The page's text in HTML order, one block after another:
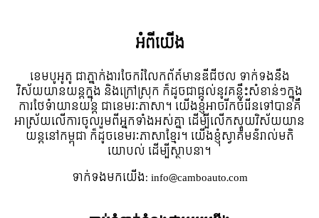
អំពី​យើង
ខេមបូអូតូ ជាភ្នាក់ងារចែករំលែកព័ត៍មានឌីជីថល ទាក់ទងនឹង
វិស័យយានយន្តក្នុង និងក្រៅស្រុក ក៏ដូចជាផ្តល់នូវគន្លឹះសំខាន់ៗក្នុង
ការថែទំាយានយន្ត ជាខេមរៈភាសា។ យើងខ្ញុំអាចរីកចំរើនទៅបានគឺ
អាស្រ័យលើការចូលរួមពីអ្នកទាំងអស់គ្នា ដើម្បីលើកស្ទួយវិស័យយាន
យន្តនៅកម្ពុជា ក៏ដូចខេមរៈភាសាខ្មែរ។ យើងខ្ញុំស្វាគមន៌រាល់មតិ
យោបល់ ដើម្បីស្ថាបនា។
ទាក់ទង​មក​យើង:info@camboauto.com